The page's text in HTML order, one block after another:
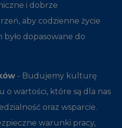
i dobrze
aby codzienne życie
dopasowane do
- Budujemy kulturę
o wartości, które są dla nas
oraz wsparcie.
warunki pracy,